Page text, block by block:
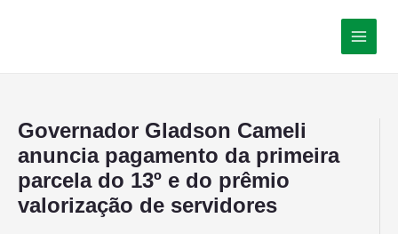
Governador Gladson Cameli
anuncia pagamento da primeira
parcela do 13º e do prêmio
valorização de servidores